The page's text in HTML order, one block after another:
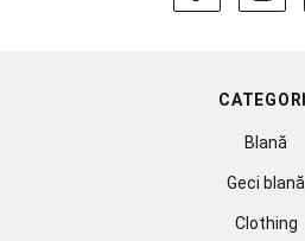
CATEGORII
Blană
Geci blană
Clothing